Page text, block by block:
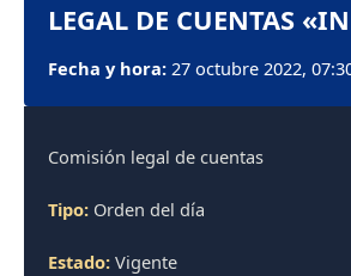
LEGAL DE CUENTAS
Fecha y hora: 27 octubre 2022,
Comisión legal de cuentas
Tipo: Orden del día
Estado: Vigente